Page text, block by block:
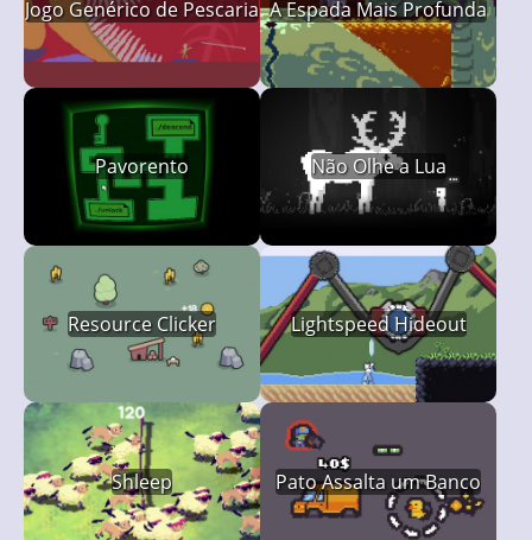
Jogo Genérico de Pescaria A Espada Mais Profunda
Pavorento Não Olhe a Lua
Resource Clicker Lightspeed Hideout
Shleep Pato Assalta um Banco